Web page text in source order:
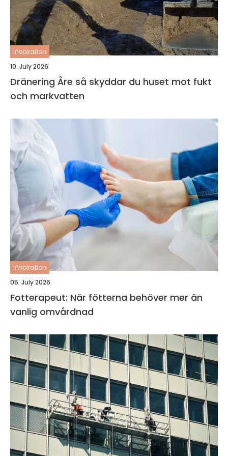
inspiration
10. July 2026
Dränering Åre så skyddar du huset mot fukt
och markvatten
inspiration
05. July 2026
Fotterapeut: När fötterna behöver mer än
vanlig omvårdnad